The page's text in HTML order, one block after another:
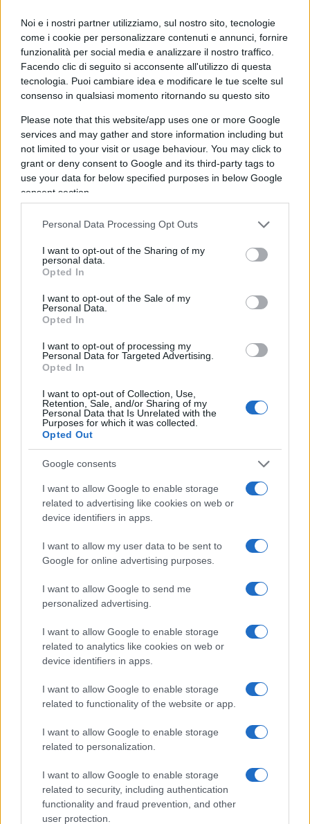
Noi e i nostri partner utilizziamo, sul nostro sito, tecnologie
come i cookie per personalizzare contenuti e annunci, fornire
funzionalità per social media e analizzare il nostro traffico.
Facendo clic di seguito si acconsente all'utilizzo di questa
tecnologia. Puoi cambiare idea e modificare le tue scelte sul
consenso in qualsiasi momento ritornando su questo sito
Please note that this website/app uses one or more Google
services and may gather and store information including but
not limited to your visit or usage behaviour. You may click to
grant or deny consent to Google and its third-party tags to
use your data for below specified purposes in below Google
consent section.
Personal Data Processing Opt Outs
I want to opt-out of the Sharing of my
personal data.
Opted In
I want to opt-out of the Sale of my
Personal Data.
Opted In
I want to opt-out of processing my
Personal Data for Targeted Advertising.
Opted In
I want to opt-out of Collection, Use,
Retention, Sale, and/or Sharing of my
Personal Data that Is Unrelated with the
Purposes for which it was collected.
Opted Out
Google consents
I want to allow Google to enable storage
related to advertising like cookies on web or
device identifiers in apps.
I want to allow my user data to be sent to
Google for online advertising purposes.
I want to allow Google to send me
personalized advertising.
I want to allow Google to enable storage
related to analytics like cookies on web or
device identifiers in apps.
I want to allow Google to enable storage
related to functionality of the website or app.
I want to allow Google to enable storage
related to personalization.
I want to allow Google to enable storage
related to security, including authentication
functionality and fraud prevention, and other
user protection.
Prevenzione e salute mentale
La manovra stanzia238 milioni annui per la
prevenzione, distribuiti tra screening oncologici,
vaccini, diagnosi precoce e programmi per
patologie croniche. A questi si aggiungono i fondi
crescenti per ilPiano nazionale per la salute
mentale 2025-2030. L’impostazione è
condivisibile sul piano degli obiettivi, ma la
frammentazione degli stanziamenti solleva
soprattutto in assenza di indicatori chiari di
risultato e di una valutazione costi-benefici
sistematica.
Regioni sotto osservazione
Un elemento di discontinuità è rappresentato dal
Regioni inefficienti. Se i Livelli essenziali di
assistenza non vengono garantiti, scatteranno
verifiche, audit e piani obbligatori di rientro entro
due anni. È un passo nella direzione giusta,
perché introduce una maggiore
responsabilizzazione degli enti territoriali, ma
resta irrisolto il tema della reale autonomia
gestionale e della possibilità di sperimentare
modelli organizzativi più flessibili e orientati ai
risultati.
La Sanità post-Pnrr
Il 2026 coincide con la fase finale del Pnrre con
l’entrata a regime dell’Ecosistema Dati Sanitari
assistiti attraverso il Fascicolo sanitario
elettronico 2.0. I risultati formali non mancano,
con un’ampia adesione dei medici e un mercato
della sanità digitale in forte crescita. Tuttavia,
il 34% delle risorse Pnrr risultava speso al 30
giugno 2025e persistonoforti divari territoriali
nei livelli essenziali di assistenza.